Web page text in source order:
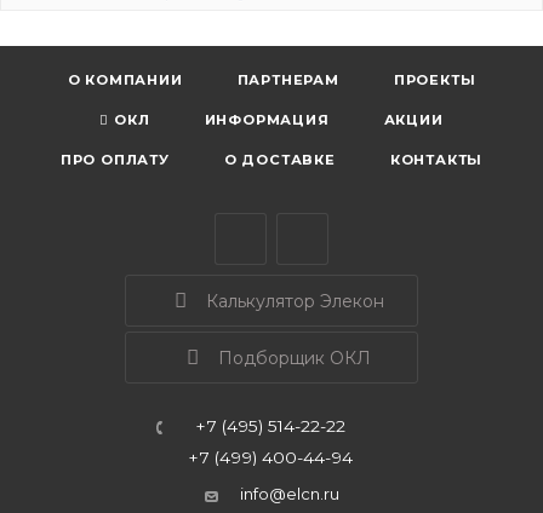
О КОМПАНИИ ПАРТНЕРАМ ПРОЕКТЫ
ОКЛ ИНФОРМАЦИЯ АКЦИИ
ПРО ОПЛАТУ О ДОСТАВКЕ КОНТАКТЫ
Калькулятор Элекон
Подборщик ОКЛ
+7 (495) 514-22-22
+7 (499) 400-44-94
info@elcn.ru